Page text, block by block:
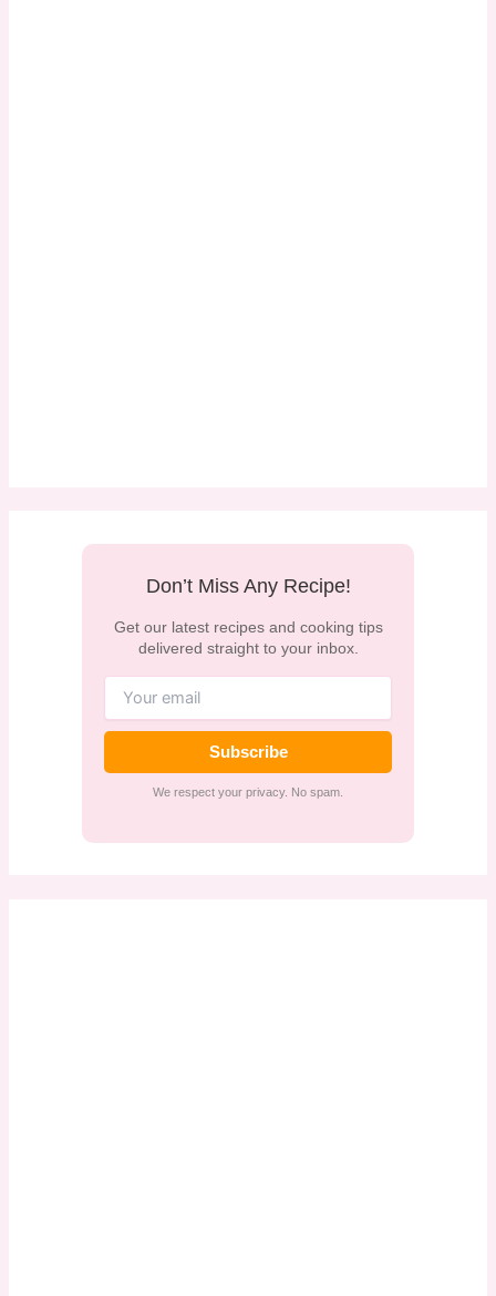
Don’t Miss Any Recipe!
Get our latest recipes and cooking tips
delivered straight to your inbox.
Subscribe
We respect your privacy. No spam.